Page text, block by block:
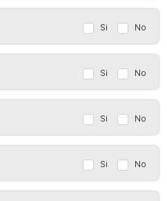
Si No
Si No
Si No
Si No